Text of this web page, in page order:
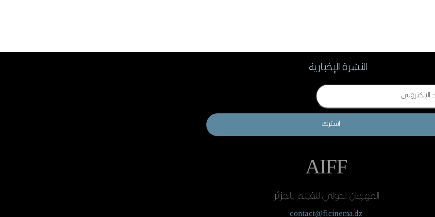
النشرة الإخبارية
اشترك
AIFF
المهرجان الدولي للفيلم بالجزائر
contact@ficinema.dz